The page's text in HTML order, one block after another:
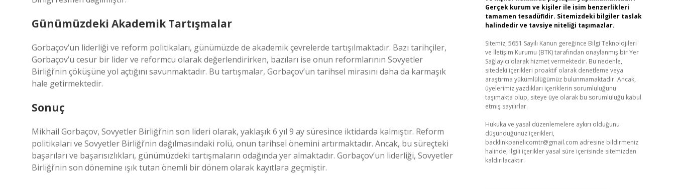
Günümüzdeki Akademik Tartışmalar
Gorbaçov’un liderliği ve reform politikaları, günümüzde de akademik çevrelerde tartışılmaktadır. Bazı tarihçiler,
Gorbaçov’u cesur bir lider ve reformcu olarak değerlendirirken, bazıları ise onun reformlarının Sovyetler
Birliği’nin çöküşüne yol açtığını savunmaktadır. Bu tartışmalar, Gorbaçov’un tarihsel mirasını daha da karmaşık
hale getirmektedir.
Sonuç
Mikhail Gorbaçov, Sovyetler Birliği’nin son lideri olarak, yaklaşık 6 yıl 9 ay süresince iktidarda kalmıştır. Reform
politikaları ve Sovyetler Birliği’nin dağılmasındaki rolü, onun tarihsel önemini artırmaktadır. Ancak, bu süreçteki
başarıları ve başarısızlıkları, günümüzdeki tartışmaların odağında yer almaktadır. Gorbaçov’un liderliği, Sovyetler
Birliği’nin son dönemine ışık tutan önemli bir dönem olarak kayıtlara geçmiştir.
Gerçek kurum ve kişiler ile isim benzerlikleri
tamamen tesadüfidir. Sitemizdeki bilgiler taslak
halindedir ve tavsiye niteliği taşımazlar.
Sitemiz, 5651 Sayılı Kanun gereğince Bilgi Teknolojileri
ve İletişim Kurumu (BTK) tarafından onaylanmış bir Yer
Sağlayıcı olarak hizmet vermektedir. Bu nedenle,
sitedeki içerikleri proaktif olarak denetleme veya
araştırma yükümlülüğümüz bulunmamaktadır. Ancak,
üyelerimiz yazdıkları içeriklerin sorumluluğunu
taşımakta olup, siteye üye olarak bu sorumluluğu kabul
etmiş sayılırlar.
Hukuka ve yasal düzenlemelere aykırı olduğunu
düşündüğünüz içerikleri,
backlinkpanelicomtr@gmail.com adresine bildirmeniz
halinde, ilgili içerikler yasal süre içerisinde sitemizden
kaldırılacaktır.